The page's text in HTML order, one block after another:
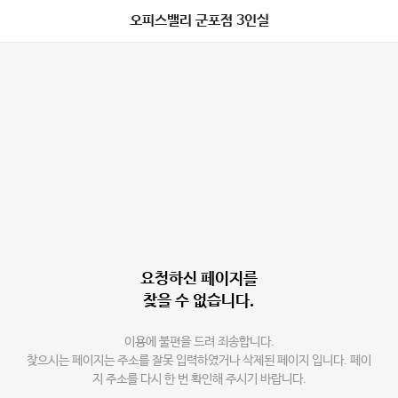
오피스밸리 군포점 3인실
요청하신 페이지를
찾을 수 없습니다.
이용에 불편을 드려 죄송합니다.
찾으시는 페이지는 주소를 잘못 입력하였거나 삭제된 페이지 입니다. 페이
지 주소를 다시 한 번 확인해 주시기 바랍니다.